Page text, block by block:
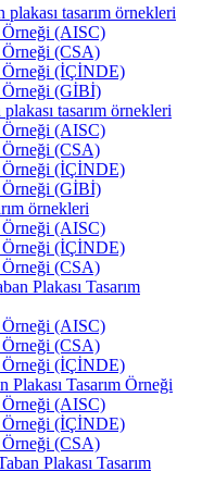
plakası tasarım örnekleri
Örneği (AISC)
Örneği (CSA)
Örneği (İÇİNDE)
Örneği (GİBİ)
tasarım örnekleri
Örneği (AISC)
Örneği (CSA)
Örneği (İÇİNDE)
Örneği (GİBİ)
örnekleri
Örneği (AISC)
Örneği (İÇİNDE)
Örneği (CSA)
Plakası Tasarım
Örneği (AISC)
Örneği (CSA)
Örneği (İÇİNDE)
Plakası Tasarım Örneği
Örneği (AISC)
Örneği (İÇİNDE)
Örneği (CSA)
Plakası Tasarım